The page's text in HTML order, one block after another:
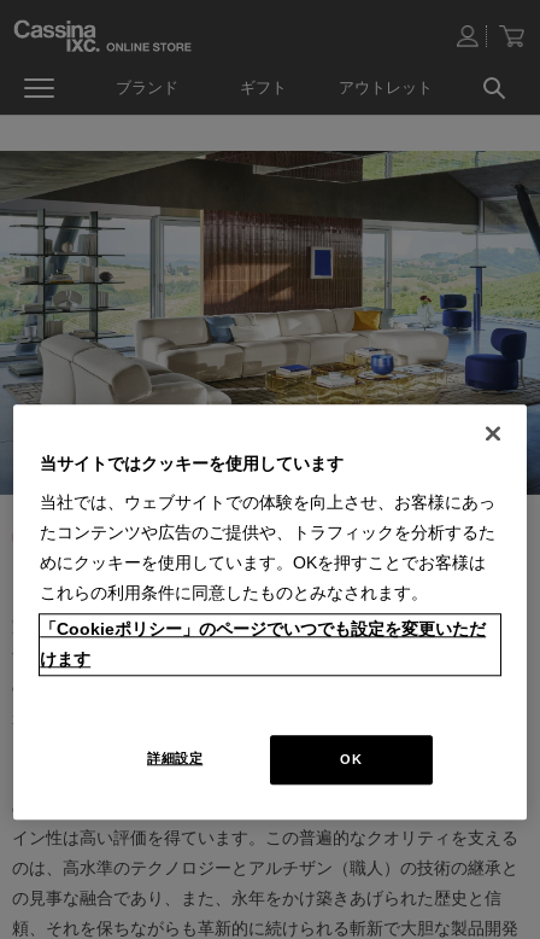
ブランド ギフト アウトレット
カッシーナは創業以来、インテリアの未来をデザインし続けてきた
家具業界では数少ないリーディングブランドとして知られていま
す。17世紀、イタリアで誕生したカッシーナは、教会の木製チェア
の製造に始まり、その後豪華客船の内装などを手掛け、技術力を確
ト・カッシーナによってカッシーナ社が設立されると、5０年代には
の最も重要な美術館にコレクションされるなど、その完成度とデザ
イン性は高い評価を得ています。この普遍的なクオリティを支える
のは、高水準のテクノロジーとアルチザン（職人）の技術の継承と
の見事な融合であり、また、永年をかけ築きあげられた歴史と信
頼、それを保ちながらも革新的に続けられる斬新で大胆な製品開発
当サイトではクッキーを使用しています
当社では、ウェブサイトでの体験を向上させ、お客様にあっ
たコンテンツや広告のご提供や、トラフィックを分析するた
めにクッキーを使用しています。OKを押すことでお客様は
これらの利用条件に同意したものとみなされます。
「Cookieポリシー」のページでいつでも設定を変更いただ
けます
OK
詳細設定